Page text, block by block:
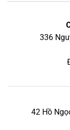
336
42 Hồ